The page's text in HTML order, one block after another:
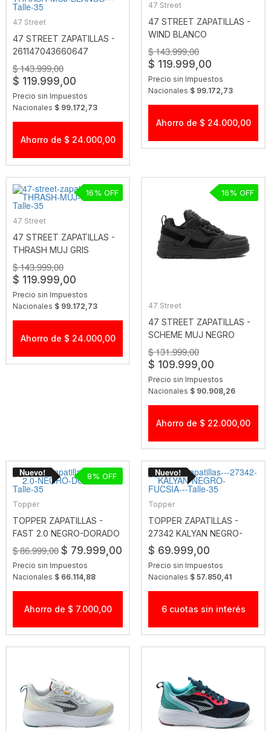
47 Street
47 STREET ZAPATILLAS -
261147043660647
THRASH MUJ BLANCO
$ 143.999,00
$ 119.999,00
Precio sin Impuestos
Nacionales $ 99.172,73
Ahorro de $ 24.000,00
47 Street
47 STREET ZAPATILLAS -
WIND BLANCO
$ 143.999,00
$ 119.999,00
Precio sin Impuestos
Nacionales $ 99.172,73
Ahorro de $ 24.000,00
47 Street
47 STREET ZAPATILLAS -
THRASH MUJ GRIS
$ 143.999,00
$ 119.999,00
Precio sin Impuestos
Nacionales $ 99.172,73
16
Ahorro de $ 24.000,00
47 Street
47 STREET ZAPATILLAS -
SCHEME MUJ NEGRO
$ 131.999,00
$ 109.999,00
Precio sin Impuestos
Nacionales $ 90.908,26
16
Ahorro de $ 22.000,00
Topper
TOPPER ZAPATILLAS -
FAST 2.0 NEGRO-DORADO
$ 86.999,00 $ 79.999,00
Precio sin Impuestos
Nacionales $ 66.114,88
8
Ahorro de $ 7.000,00
Topper
TOPPER ZAPATILLAS -
27342 KALYAN NEGRO-
FUCSIA
$ 69.999,00
Precio sin Impuestos
Nacionales $ 57.850,41
6 cuotas sin interés